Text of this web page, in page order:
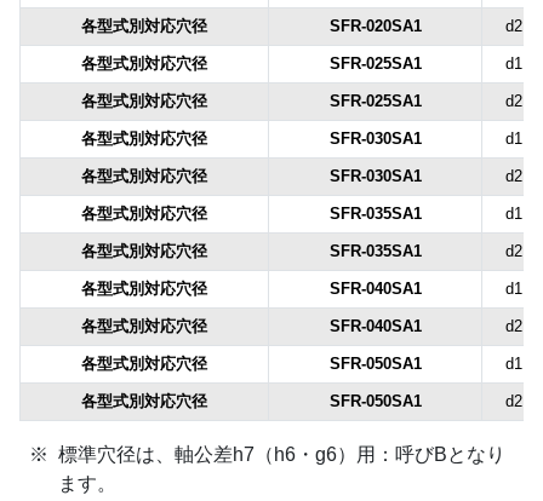
各型式別対応穴径 SFR-020SA1 d2
各型式別対応穴径 SFR-025SA1 d1
各型式別対応穴径 SFR-025SA1 d2
各型式別対応穴径 SFR-030SA1 d1
各型式別対応穴径 SFR-030SA1 d2
各型式別対応穴径 SFR-035SA1 d1
各型式別対応穴径 SFR-035SA1 d2
各型式別対応穴径 SFR-040SA1 d1
各型式別対応穴径 SFR-040SA1 d2
各型式別対応穴径 SFR-050SA1 d1
各型式別対応穴径 SFR-050SA1 d2
標準穴径は、軸公差h7（h6・g6）用：呼びBとなり
ます。